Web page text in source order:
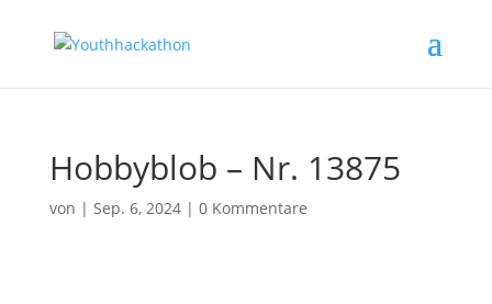
Hobbyblob – Nr. 13875
von | Sep. 6, 2024| 0 Kommentare